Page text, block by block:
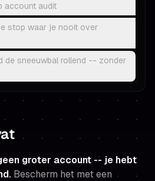
account audit
stop waar je nooit over
de sneeuwbal rollend -- zonder
groter account -- je hebt
Bescherm het met een